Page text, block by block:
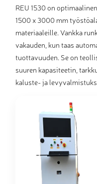
REU 1530 on
1500 x 3000 mm
materiaaleille. Vankka
vakauden, kun taas
tuottavuuden. Se on
suuren kapasiteetin,
kaluste- ja